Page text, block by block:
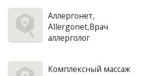
Аллергонет,
Allergonet,Врач
аллерголог
Комплексный массаж